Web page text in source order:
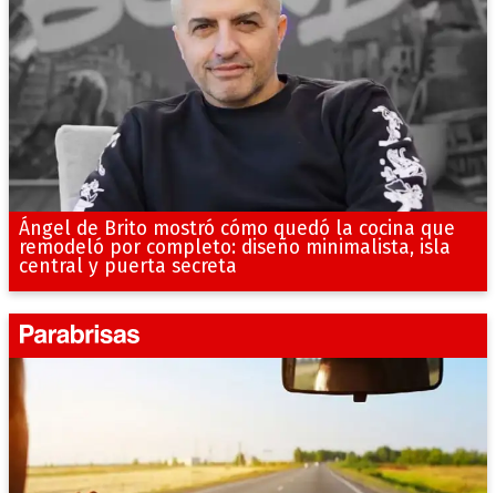
Ángel de Brito mostró cómo quedó la cocina que
remodeló por completo: diseño minimalista, isla
central y puerta secreta